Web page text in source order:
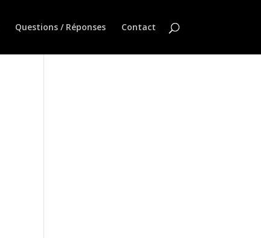
Questions / Réponses Contact